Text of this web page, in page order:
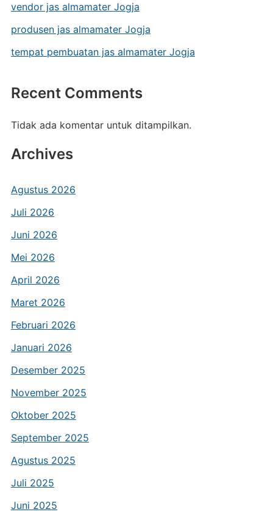
vendor jas almamater Jogja
produsen jas almamater Jogja
tempat pembuatan jas almamater Jogja
Recent Comments
Tidak ada komentar untuk ditampilkan.
Archives
Agustus 2026
Juli 2026
Juni 2026
Mei 2026
April 2026
Maret 2026
Februari 2026
Januari 2026
Desember 2025
November 2025
Oktober 2025
September 2025
Agustus 2025
Juli 2025
Juni 2025